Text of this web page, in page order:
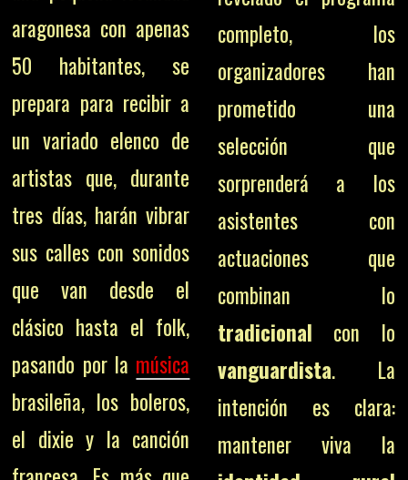
aragonesa con apenas
50 habitantes, se
prepara para recibir a
un variado elenco de
artistas que, durante
tres días, harán vibrar
sus calles con sonidos
que van desde el
clásico hasta el folk,
pasando por la música
brasileña, los boleros,
el dixie y la canción
completo, los
organizadores han
prometido una
selección que
sorprenderá a los
asistentes con
actuaciones que
combinan lo
tradicional con lo
vanguardista. La
intención es clara:
mantener viva la